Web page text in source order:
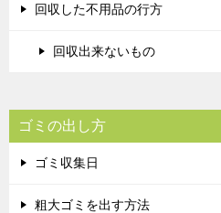
回収した不用品の行方
回収出来ないもの
ゴミの出し方
ゴミ収集日
粗大ゴミを出す方法